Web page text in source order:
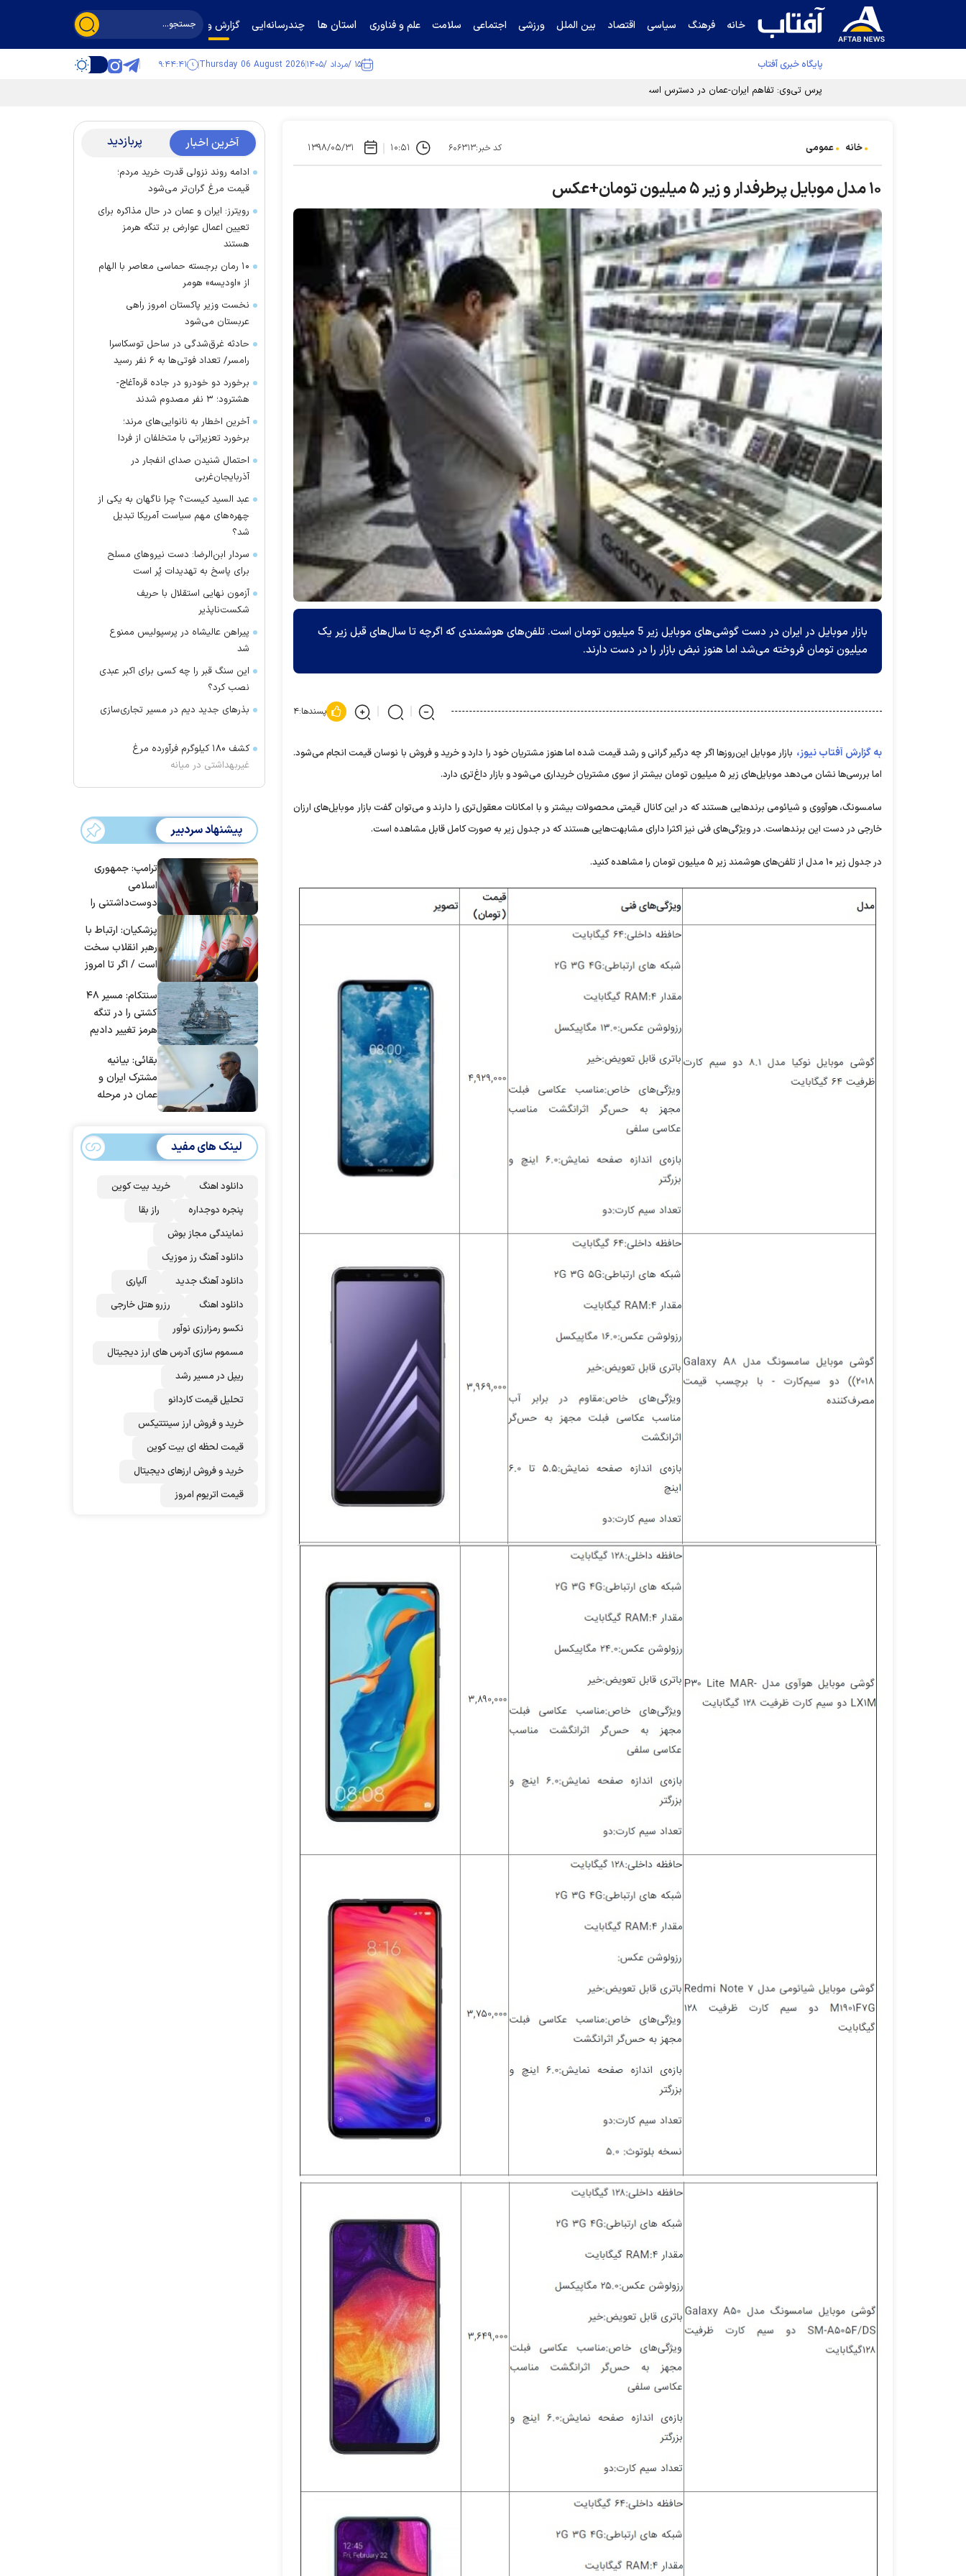
خانه فرهنگ سیاسی اقتصاد بین الملل ورزشی اجتماعی سلامت علم و فناوری استان ها چندرسانه‌ایی گزارش و گفت‌وگو
پایگاه خبری آفتاب ۱۵ /مرداد /۱۴۰۵ Thursday 06 August 2026 ۹:۴۴:۴۲
پرس تی‌وی: تفاهم ایران-عمان در دسترس است
خانه عمومی کد خبر:۶۰۶۳۱۳ ۱۰:۵۱ ۱۳۹۸/۰۵/۳۱
۱۰ مدل موبایل پرطرفدار و زیر ۵ میلیون تومان+عکس
بازار موبایل در ایران در دست گوشی‌های موبایل زیر 5 میلیون تومان است. تلفن‌های هوشمندی که اگرچه تا سال‌های قبل زیر یک
میلیون تومان فروخته می‌شد اما هنوز نبض بازار را در دست دارند.
پسندها:۴
به گزارش آفتاب نیوز، بازار موبایل این‌روزها اگر چه درگیر گرانی و رشد قیمت شده اما هنوز مشتریان خود را دارد و خرید و فروش با نوسان قیمت انجام می‌شود.
اما بررسی‌ها نشان می‌دهد موبایل‌های زیر ۵ میلیون تومان بیشتر از سوی مشتریان خریداری می‌شود و بازار داغ‌تری دارد.
سامسونگ، هوآووی و شیائومی برندهایی هستند که در این کانال قیمتی محصولات بیشتر و با امکانات معقول‌تری را دارند و می‌توان گفت بازار موبایل‌های ارزان
خارجی در دست این برندهاست. در ویژگی‌های فنی نیز اکثرا دارای مشابهت‌هایی هستند که در جدول زیر به صورت کامل قابل مشاهده است.
در جدول زیر ۱۰ مدل از تلفن‌های هوشمند زیر ۵ میلیون تومان را مشاهده کنید.
آخرین اخبار پربازدید
ادامه روند نزولی قدرت خرید مردم؛
قیمت مرغ گران‌تر می‌شود
رویترز: ایران و عمان در حال مذاکره برای
تعیین اعمال عوارض بر تنگه هرمز
هستند
۱۰ رمان برجسته حماسی معاصر با الهام
از «اودیسه» هومر
نخست وزیر پاکستان امروز راهی
عربستان می‌شود
حادثه غرق‌شدگی در ساحل توسکاسرا
رامسر/ تعداد فوتی‌ها به ۶ نفر رسید
برخورد دو خودرو در جاده قره‌آغاج-
هشترود؛ ۳ نفر مصدوم شدند
آخرین اخطار به نانوایی‌های مرند؛
برخورد تعزیراتی با متخلفان از فردا
احتمال شنیدن صدای انفجار در
آذربایجان‌غربی
عبد السید کیست؟ چرا ناگهان به یکی از
چهره‌های مهم سیاست آمریکا تبدیل
شد؟
سردار ابن‌الرضا: دست نیرو‌های مسلح
برای پاسخ به تهدیدات پُر است
آزمون نهایی استقلال با حریف
شکست‌ناپذیر
پیراهن عالیشاه در پرسپولیس ممنوع
شد
این سنگ قبر را چه کسی برای اکبر عبدی
نصب کرد؟
بذرهای جدید دیم در مسیر تجاری‌سازی
کشف ۱۸۰ کیلوگرم فرآورده‌ مرغ
غیربهداشتی در میانه
پیشنهاد سردبیر
ترامپ: جمهوری
اسلامی
دوست‌داشتنی را
برای بزرگ‌ترین
حمله آماده بودیم
| غنائم از آنِ فاتح
است، درست
است؟
پزشکیان: ارتباط با
رهبر انقلاب سخت
است / اگر تا امروز
مردم ایران استسنتکام: مسیر ۴۸
کشتی را در تنگه
هرمز تغییر دادیم
بقائی: بیانیه
مشترک ایران و
عمان در مرحله
برای سفر به قطر و
پاکستان نداریم
لینک های مفید
دانلود اهنگ
خرید بیت کوین
پنجره دوجداره
راز بقا
نمایندگی مجاز بوش
دانلود آهنگ رز‌ موزیک
دانلود آهنگ جدید
آلپاری
دانلود اهنگ
رزرو هتل خارجی
نکسو رمزارزی نوآور
مسموم سازی آدرس های ارز دیجیتال
ریپل در مسیر رشد
تحلیل قیمت کاردانو
خرید و فروش ارز سینتتیکس
قیمت لحظه ای بیت کوین
خرید و فروش ارزهای دیجیتال
قیمت اتریوم امروز